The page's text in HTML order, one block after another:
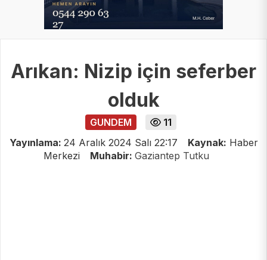
Arıkan: Nizip için seferber
olduk
GUNDEM
11
Yayınlama: 24 Aralık 2024 Salı 22:17 Kaynak: Haber
Merkezi
Muhabir: Gaziantep Tutku